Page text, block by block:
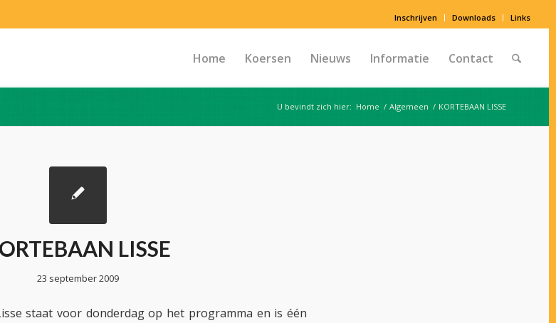
Inschrijven Downloads Links
Home Koersen Nieuws Informatie Contact
U bevindt zich hier: Home / Algemeen / KORTEBAAN LISSE
LISSE
23 september 2009
staat voor donderdag op het programma en is één